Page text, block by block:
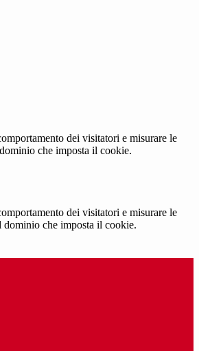
dei visitatori e misurare le
che imposta il cookie.
dei visitatori e misurare le
dominio che imposta il cookie.